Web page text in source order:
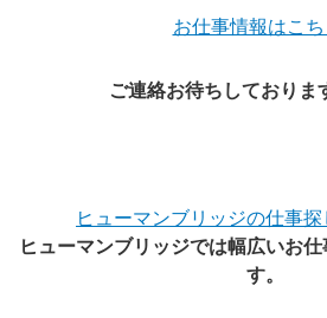
お仕事情報はこち
ご連絡お待ちしておりま
ヒューマンブリッジの仕事
ヒューマンブリッジでは幅広いお
す。